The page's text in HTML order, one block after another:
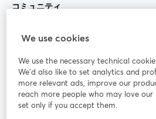
コミュニティ
StreamYard：
参加する
ライ
ンセ
Facebook
新しいタブ
We use cookies
We use the necessary technical
We'd also like to set analytics and
more relevant ads, improve our
reach more people who may love our
set only if you accept them.